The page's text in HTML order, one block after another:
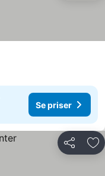
Se priser
Del